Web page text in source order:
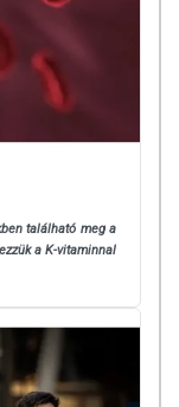
található meg a
a K-vitaminnal